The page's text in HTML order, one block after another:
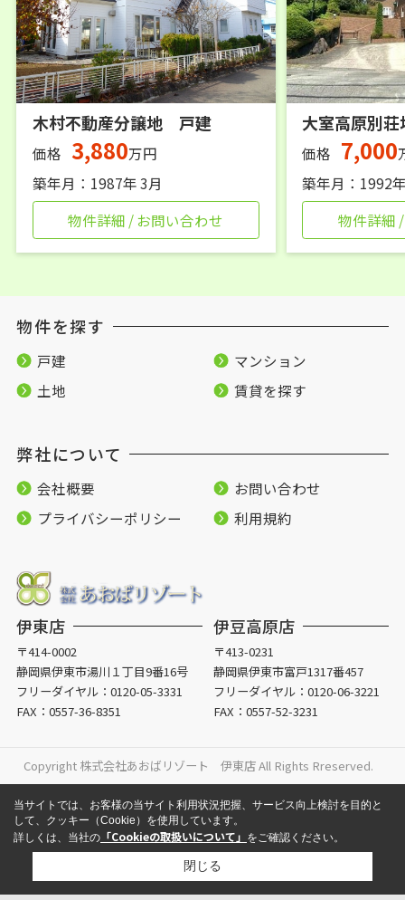
木村不動産分譲地 戸建
価格 3,880万円
築年月：1987年 3月
物件詳細 / お問い合わせ
大室高原別
価格 7,000
築年月：1992
物件詳細
物件を探す
戸建
マンション
土地
賃貸を探す
弊社について
会社概要
お問い合わせ
プライバシーポリシー
利用規約
伊東店
〒414-0002
静岡県伊東市湯川１丁目9番16号
フリーダイヤル： 0120-05-3331
FAX：0557-36-8351
伊豆高原店
〒413-0231
静岡県伊東市富戸1317番457
フリーダイヤル：0120-06-3221
FAX：0557-52-3231
Copyright 株式会社あおばリゾート 伊東店 All Rights Rreserved.
当サイトでは、お客様の当サイト利用状況把握、サービス向上検討を目的と
して、クッキー（Cookie）を使用しています。
詳しくは、当社の 「Cookieの取扱いについて」 をご確認ください。
閉じる